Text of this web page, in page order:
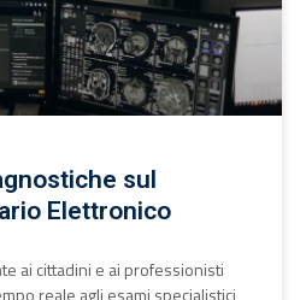
sul
Elettronico
ai cittadini e ai professionisti
reale agli esami specialistici